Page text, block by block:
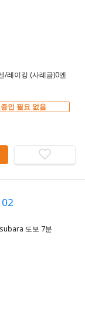
/레이킹 (사례금)0엔
인 필요 없음
도보 7분